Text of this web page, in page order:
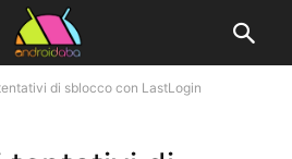
di sblocco con LastLogin